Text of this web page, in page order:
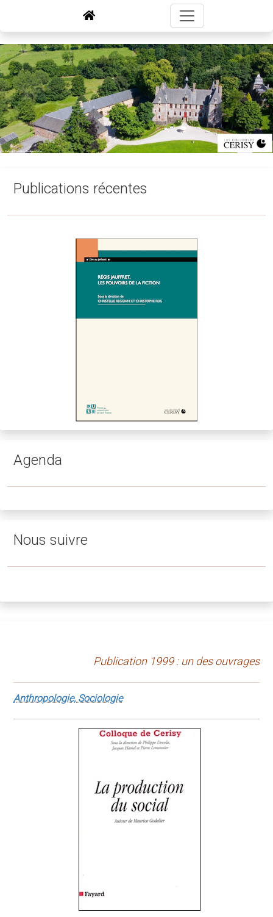
Publication 1999 : un des ouvrages
Anthropologie, Sociologie
Publications récentes
Agenda
Nous suivre